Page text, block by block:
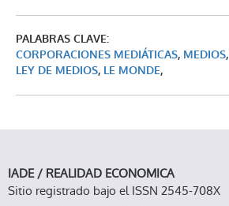
PALABRAS CLAVE:
CORPORACIONES MEDIÁTICAS, MEDIOS,
LEY DE MEDIOS, LE MONDE,
IADE / REALIDAD ECONOMICA
Sitio registrado bajo el ISSN 2545-708X